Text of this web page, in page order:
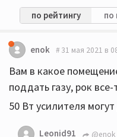
по рейтингу по
enok 31 мая 2021 в
Вам в какое
поддать газу, рок все-
50 Вт усилителя
Leonid91 @enok